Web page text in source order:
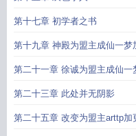
第十七章 初学者之书
第十九章 神殿为盟主成仙一梦
第二十一章 徐诚为盟主成仙一
更
第二十三章 此处并无阴影
第二十五章 改变为盟主arttp加